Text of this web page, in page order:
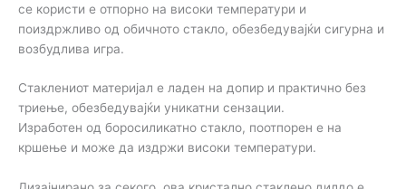
се користи е отпорно на високи температури и
поиздржливо од обичното стакло, обезбедувајќи сигурна и
возбудлива игра.
Стаклениот материјал е ладен на допир и практично без
триење, обезбедувајќи уникатни сензации.
Изработен од боросиликатно стакло, поотпорен е на
кршење и може да издржи високи температури.